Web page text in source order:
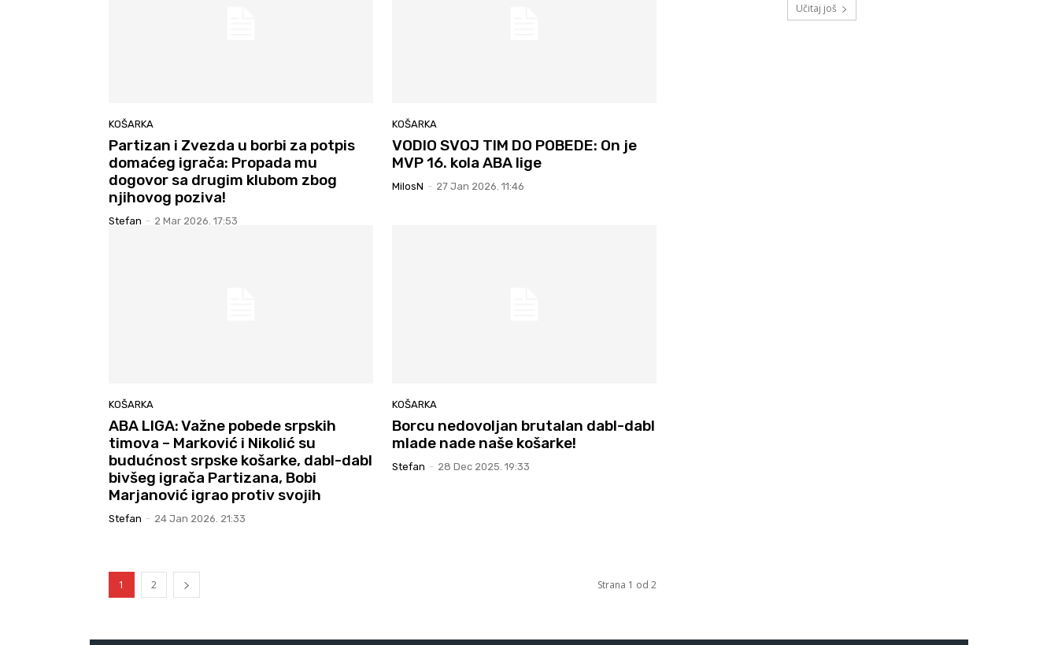
KOŠARKA
Partizan i Zvezda u borbi za potpis
domaćeg igrača: Propada mu
dogovor sa drugim klubom zbog
njihovog poziva!
Stefan - 2 Mar 2026. 17:53
KOŠARKA
VODIO SVOJ TIM DO POBEDE: On je
MVP 16. kola ABA lige
MilosN - 27 Jan 2026. 11:46
KOŠARKA
ABA LIGA: Važne pobede srpskih
timova – Marković i Nikolić su
budućnost srpske košarke, dabl-dabl
bivšeg igrača Partizana, Bobi
Marjanović igrao protiv svojih
Stefan - 24 Jan 2026. 21:33
KOŠARKA
Borcu nedovoljan brutalan dabl-dabl
mlade nade naše košarke!
Stefan - 28 Dec 2025. 19:33
1 2 Strana 1 od 2
Učitaj još